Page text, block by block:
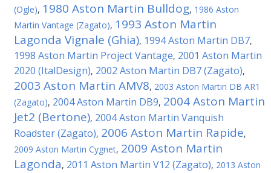
(Ogle), 1980 Aston Martin Bulldog, 1986 Aston
Martin Vantage (Zagato), 1993 Aston Martin
Lagonda Vignale (Ghia), 1994 Aston Martin DB7,
1998 Aston Martin Project Vantage, 2001 Aston Martin
2020 (ItalDesign), 2002 Aston Martin DB7 (Zagato),
2003 Aston Martin AMV8, 2003 Aston Martin DB AR1
(Zagato), 2004 Aston Martin DB9, 2004 Aston Martin
Jet2 (Bertone), 2004 Aston Martin Vanquish
Roadster (Zagato), 2006 Aston Martin Rapide,
2009 Aston Martin Cygnet, 2009 Aston Martin
Lagonda, 2011 Aston Martin V12 (Zagato), 2013 Aston